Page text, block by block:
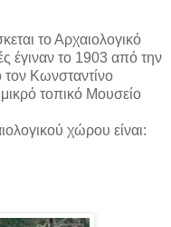
το Αρχαιολογικό
έγιναν το 1903 από την
τον Κωνσταντίνο
τοπικό Μουσείο
χώρου είναι: